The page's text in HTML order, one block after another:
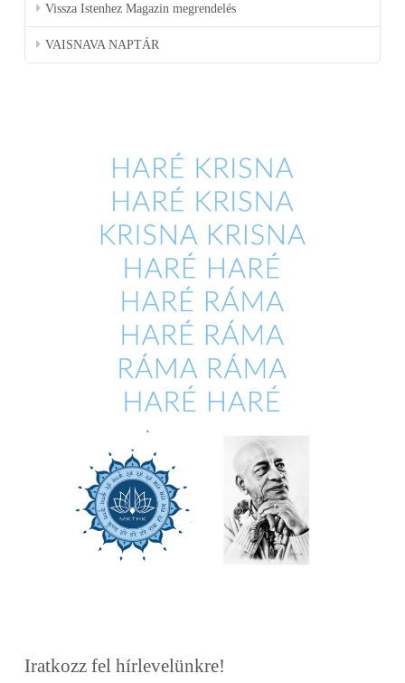
Vissza Istenhez Magazin megrendelés
VAISNAVA NAPTÁR
Iratkozz fel hírlevelünkre!